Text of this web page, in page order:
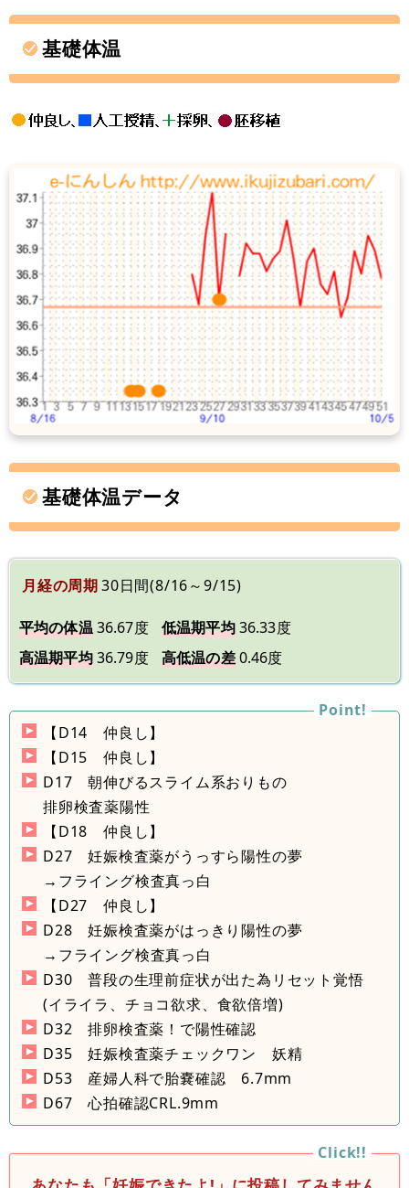
基礎体温
基礎体温データ
月経の周期30日間(8/16～9/15)
平均の体温36.67度 低温期平均36.33度
高温期平均36.79度 高低温の差0.46度
【D14 仲良し】
【D15 仲良し】
D17 朝伸びるスライム系おりもの
排卵検査薬陽性
【D18 仲良し】
D27 妊娠検査薬がうっすら陽性の夢
→フライング検査真っ白
【D27 仲良し】
D28 妊娠検査薬がはっきり陽性の夢
→フライング検査真っ白
D30 普段の生理前症状が出た為リセット覚悟
(イライラ、チョコ欲求、食欲倍増)
D32 排卵検査薬！で陽性確認
D35 妊娠検査薬チェックワン 妖精
D53 産婦人科で胎嚢確認 6.7mm
D67 心拍確認CRL.9mm